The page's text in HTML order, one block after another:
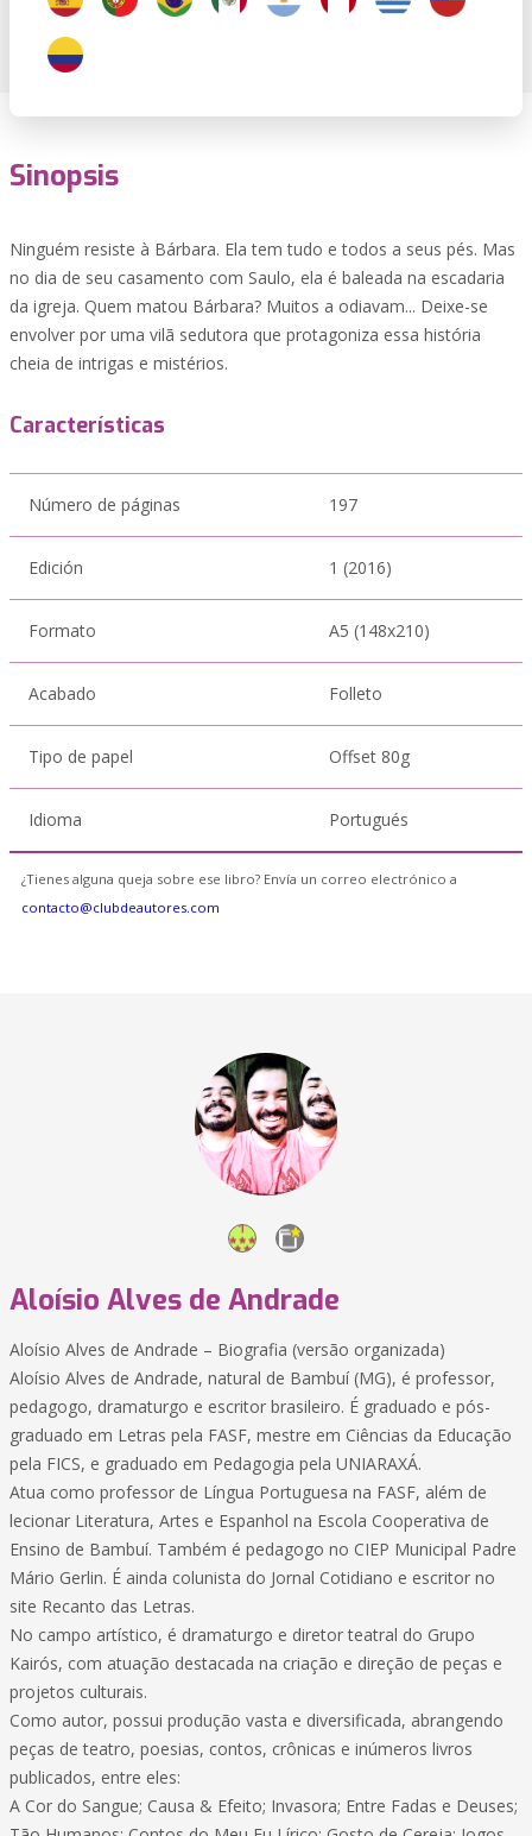
Sinopsis
Ninguém resiste à Bárbara. Ela tem tudo e todos a seus pés. Mas
no dia de seu casamento com Saulo, ela é baleada na escadaria
da igreja. Quem matou Bárbara? Muitos a odiavam... Deixe-se
envolver por uma vilã sedutora que protagoniza essa história
cheia de intrigas e mistérios.
Características
Número de páginas 197
Edición 1 (2016)
Formato A5 (148x210)
Acabado Folleto
Tipo de papel Offset 80g
Idioma Portugués
¿Tienes alguna queja sobre ese libro? Envía un correo electrónico a
contacto@clubdeautores.com
Aloísio Alves de Andrade
Aloísio Alves de Andrade – Biografia (versão organizada)
Aloísio Alves de Andrade, natural de Bambuí (MG), é professor,
pedagogo, dramaturgo e escritor brasileiro. É graduado e pós-
graduado em Letras pela FASF, mestre em Ciências da Educação
pela FICS, e graduado em Pedagogia pela UNIARAXÁ.
Atua como professor de Língua Portuguesa na FASF, além de
lecionar Literatura, Artes e Espanhol na Escola Cooperativa de
Ensino de Bambuí. Também é pedagogo no CIEP Municipal Padre
Mário Gerlin. É ainda colunista do Jornal Cotidiano e escritor no
site Recanto das Letras.
No campo artístico, é dramaturgo e diretor teatral do Grupo
Kairós, com atuação destacada na criação e direção de peças e
projetos culturais.
Como autor, possui produção vasta e diversificada, abrangendo
peças de teatro, poesias, contos, crônicas e inúmeros livros
publicados, entre eles:
A Cor do Sangue; Causa & Efeito; Invasora; Entre Fadas e Deuses;